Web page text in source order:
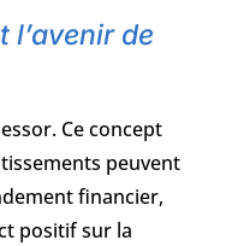
l’avenir de
Ce concept
peuvent
financier,
positif sur la